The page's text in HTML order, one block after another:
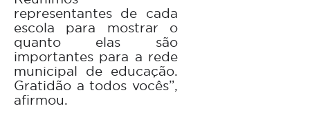
representantes de cada
escola para mostrar o
quanto elas são
importantes para a rede
municipal de educação.
Gratidão a todos vocês”,
afirmou.